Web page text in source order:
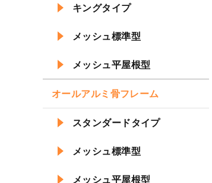
キングタイプ
メッシュ標準型
メッシュ平屋根型
オールアルミ骨フレーム
スタンダードタイプ
メッシュ標準型
メッシュ平屋根型